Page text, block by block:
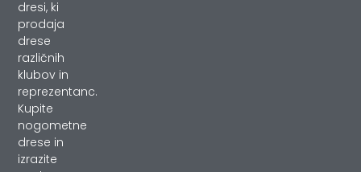
dresi, ki
prodaja
drese
različnih
klubov in
reprezentanc.
Kupite
nogometne
drese in
izrazite